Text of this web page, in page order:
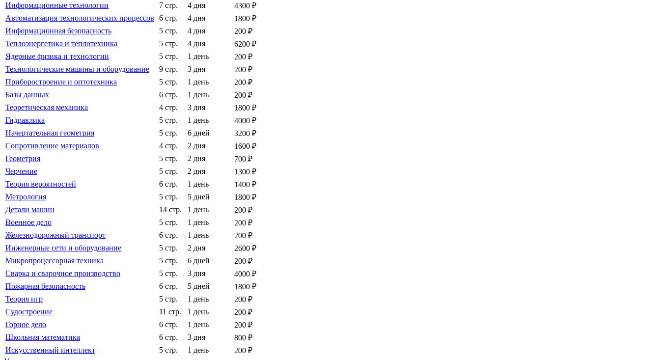
Информационные технологии
7 стр. 4 дня
4300 ₽
Автоматизация технологических процессов
6 стр. 4 дня
1800 ₽
Информационная безопасность
5 стр. 4 дня
200 ₽
Теплоэнергетика и теплотехника
5 стр. 4 дня
6200 ₽
Ядерные физика и технологии
5 стр. 1 день
200 ₽
Технологические машины и оборудование
9 стр. 3 дня
200 ₽
Приборостроение и оптотехника
5 стр. 1 день
200 ₽
Базы данных
6 стр. 1 день
200 ₽
Теоретическая механика
4 стр. 3 дня
1800 ₽
Гидравлика
5 стр. 1 день
4000 ₽
Начертательная геометрия
5 стр. 6 дней
3200 ₽
Сопротивление материалов
4 стр. 2 дня
1600 ₽
Геометрия
5 стр. 2 дня
700 ₽
Черчение
5 стр. 2 дня
1300 ₽
Теория вероятностей
6 стр. 1 день
1400 ₽
Метрология
5 стр. 5 дней
1800 ₽
Детали машин
14 стр. 1 день
200 ₽
Военное дело
5 стр. 1 день
200 ₽
Железнодорожный транспорт
6 стр. 1 день
200 ₽
Инженерные сети и оборудование
5 стр. 2 дня
2600 ₽
Микропроцессорная техника
5 стр. 6 дней
200 ₽
Сварка и сварочное производство
5 стр. 3 дня
4000 ₽
Пожарная безопасность
6 стр. 5 дней
1800 ₽
Теория игр
5 стр. 1 день
200 ₽
Судостроение
11 стр. 1 день
200 ₽
Горное дело
6 стр. 1 день
200 ₽
Школьная математика
6 стр. 3 дня
800 ₽
Искусственный интеллект
5 стр. 1 день
200 ₽